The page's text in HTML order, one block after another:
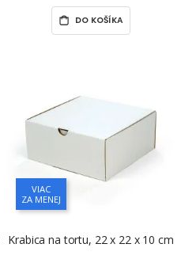
DO KOŠÍKA
VIAC
ZA MENEJ
Krabica na tortu, 22 x 22 x 10 cm